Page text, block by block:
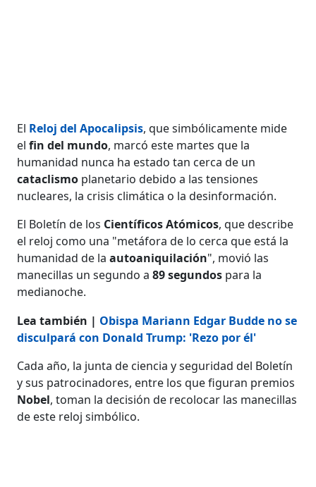
El Reloj del Apocalipsis, que simbólicamente mide
elfin del mundo, marcó este martes que la
humanidad nunca ha estado tan cerca de un
cataclismo planetario debido a las tensiones
nucleares, la crisis climática o la desinformación.
El Boletín de los CientíficosAtómicos, que describe
el reloj como una "metáfora de lo cerca que está la
humanidad de laautoaniquilación", movió las
manecillas un segundo a89 segundos para la
medianoche.
Lea también | Obispa Mariann Edgar Budde no se
disculpará con Donald Trump: 'Rezo por él'
Cada año, la junta de ciencia y seguridad del Boletín
y sus patrocinadores, entre los que figuran premios
Nobel, toman la decisión de recolocar las manecillas
de este reloj simbólico.